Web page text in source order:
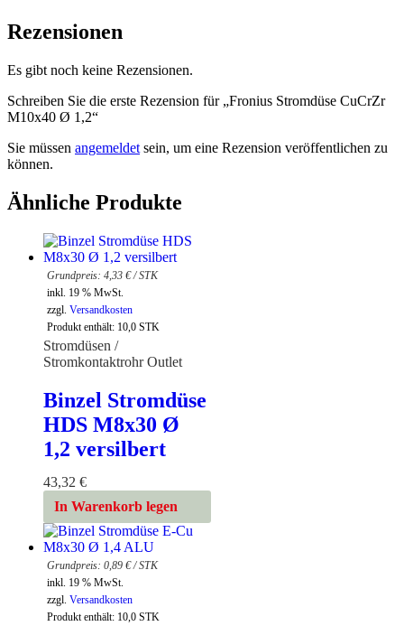
Rezensionen
Es gibt noch keine Rezensionen.
Schreiben Sie die erste Rezension für „Fronius Stromdüse CuCrZr
M10x40 Ø 1,2“
Sie müssen angemeldet sein, um eine Rezension veröffentlichen zu
können.
Ähnliche Produkte
4,33 €/STK
inkl. 19 % MwSt.
zzgl. Versandkosten
Produkt enthält: 10,0 STK
Stromdüsen /
Stromkontaktrohr Outlet
Binzel Stromdüse
HDS M8x30 Ø
1,2 versilbert
43,32 €
In Warenkorb legen
0,89 €/STK
inkl. 19 % MwSt.
zzgl. Versandkosten
Produkt enthält: 10,0 STK